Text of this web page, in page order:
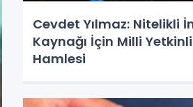
Cevdet Yılmaz: Nitelikli
Kaynağı İçin Milli
Hamlesi